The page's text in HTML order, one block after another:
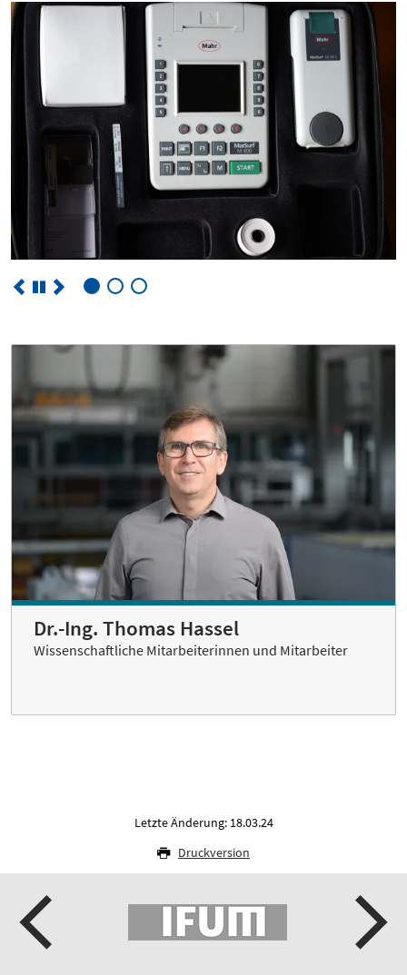
Dr.-Ing. Thomas Hassel
Wissenschaftliche Mitarbeiterinnen und Mitarbeiter
Letzte Änderung: 18.03.24
Druckversion